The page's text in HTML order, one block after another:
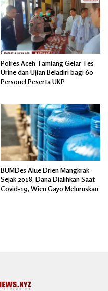
Polres Aceh Tamiang Gelar Tes
Urine dan Ujian Beladiri bagi 60
Personel Peserta UKP
BUMDes Alue Drien Mangkrak
Sejak 2018, Dana Dialihkan Saat
Covid-19, Wien Gayo Meluruskan